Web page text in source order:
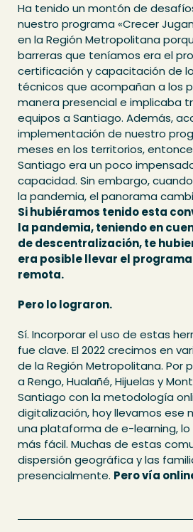
Ha tenido un montón de
nuestro programa «Crecer
en la Región Metropolitana
barreras que teníamos era el
certificación y capacitación de
técnicos que acompañan a los
manera presencial e implicaba
equipos a Santiago. Además,
implementación de nuestro
meses en los territorios,
Santiago era un poco
capacidad. Sin embargo,
la pandemia, el panorama
Si hubiéramos tenido esta
la pandemia, teniendo en
de descentralización, te
era posible llevar el
remota.
Pero lo lograron.
Sí. Incorporar el uso de estas
fue clave. El 2022 crecimos en
de la Región Metropolitana. Por
a Rengo, Hualañé, Hijuelas y
Santiago con la metodología
digitalización, hoy llevamos ese
una plataforma de e-learning,
más fácil. Muchas de estas
dispersión geográfica y las
presencialmente. Pero vía